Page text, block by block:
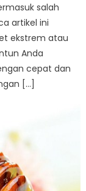
salah
artikel ini
ekstrem atau
Anda
cepat dan
[…]